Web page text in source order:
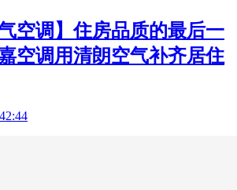
气空调】住房品质的最后一
空调用清朗空气补齐居住